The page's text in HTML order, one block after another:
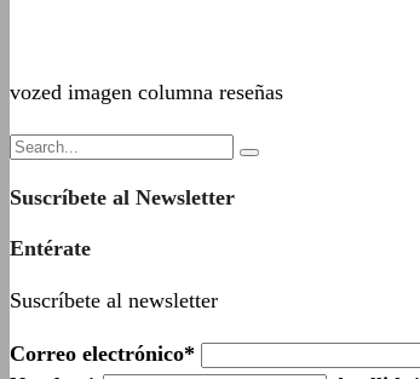
vozed imagen columna reseñas
Suscríbete al Newsletter
Entérate
Suscríbete al newsletter
Correo electrónico*